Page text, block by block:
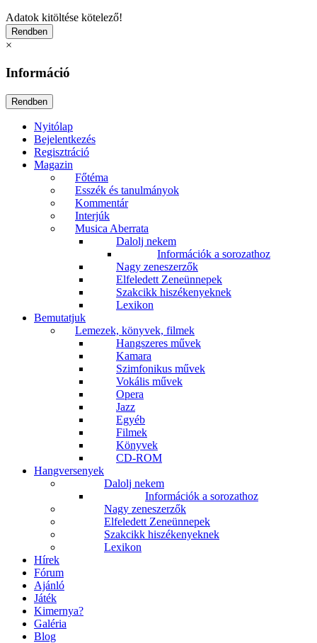
Adatok kitöltése kötelező!
×
Információ
Nyitólap
Bejelentkezés
Regisztráció
Magazin
Főtéma
Esszék és tanulmányok
Kommentár
Interjúk
Musica Aberrata
Dalolj nekem
Információk a sorozathoz
Nagy zeneszerzők
Elfeledett Zeneünnepek
Szakcikk hiszékenyeknek
Lexikon
Bemutatjuk
Lemezek, könyvek, filmek
Hangszeres művek
Kamara
Szimfonikus művek
Vokális művek
Opera
Jazz
Egyéb
Filmek
Könyvek
CD-ROM
Hangversenyek
Dalolj nekem
Információk a sorozathoz
Nagy zeneszerzők
Elfeledett Zeneünnepek
Szakcikk hiszékenyeknek
Lexikon
Hírek
Fórum
Ajánló
Játék
Kimernya?
Galéria
Blog